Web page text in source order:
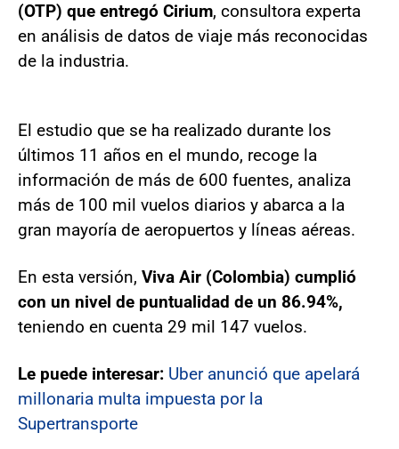
(OTP) que entregó Cirium, consultora experta
en análisis de datos de viaje más reconocidas
de la industria.
El estudio que se ha realizado durante los
últimos 11 años en el mundo, recoge la
información de más de 600 fuentes, analiza
más de 100 mil vuelos diarios y abarca a la
gran mayoría de aeropuertos y líneas aéreas.
En esta versión, Viva Air (Colombia) cumplió
con un nivel de puntualidad de un 86.94%,
teniendo en cuenta 29 mil 147 vuelos.
Le puede interesar: Uber anunció que apelará
millonaria multa impuesta por la
Supertransporte